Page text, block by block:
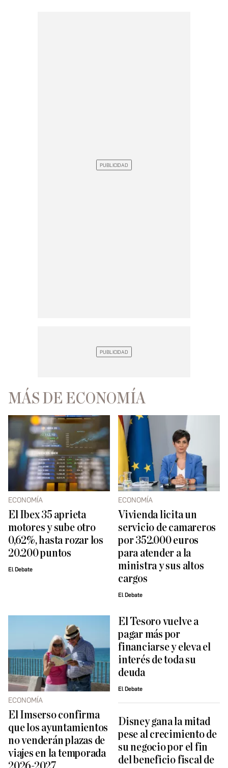
MÁS DE ECONOMÍA
ECONOMÍA
El Ibex 35 aprieta
motores y sube otro
0,62%, hasta rozar los
20.200 puntos
El Debate
ECONOMÍA
Vivienda licita un
servicio de camareros
por 352.000 euros
para atender a la
ministra y sus altos
cargos
El Debate
ECONOMÍA
El Imserso confirma
que los ayuntamientos
no venderán plazas de
viajes en la temporada
El Tesoro vuelve a
pagar más por
financiarse y eleva el
interés de toda su
deuda
El Debate
Disney gana la mitad
pese al crecimiento de
su negocio por el fin
del beneficio fiscal de